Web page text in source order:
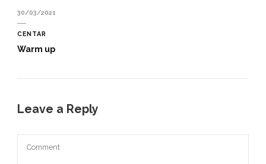
30/03/2021
CENTAR
Warm up
Leave a Reply